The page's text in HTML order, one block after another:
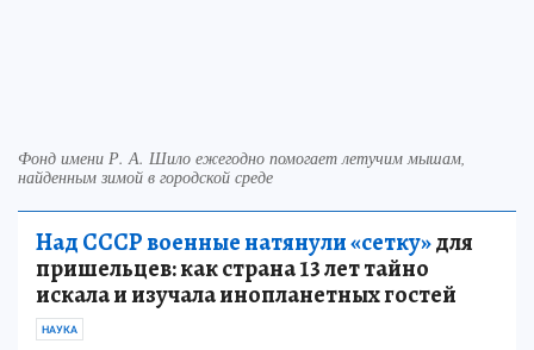
Фонд имени Р. А. Шило ежегодно помогает летучим мышам,
найденным зимой в городской среде
Над СССР военные натянули «сетку»для
пришельцев: как страна 13 лет тайно
искала и изучала инопланетных гостей
НАУКА